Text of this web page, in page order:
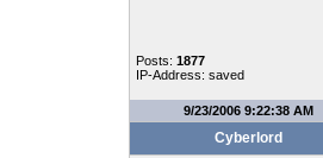
Posts: 1877
IP-Address: saved
9/23/2006 9:22:38 AM
Cyberlord